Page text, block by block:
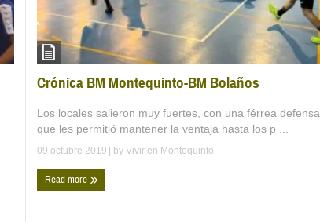
Crónica BM Montequinto-BM Bolaños
Los locales salieron muy fuertes, con una férrea defensa
que les permitió mantener la ventaja hasta los p ...
09 octubre 2019 | by Vivir en Montequinto
Read more